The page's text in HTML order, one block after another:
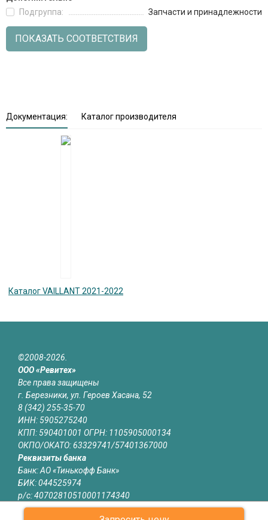
Подгруппа:
Запчасти и принадлежности
ПОКАЗАТЬ СООТВЕТСТВИЯ
Документация: Каталог производителя
Каталог VAILLANT 2021-2022
©2008-2026.
ООО «Ревитех»
Все права защищены
г. Березники, ул. Героев Хасана, 52
8 (342) 255-35-70
ИНН: 5905275240
КПП: 590401001 ОГРН: 1105905000134
ОКПО/ОКАТО: 63329741/57401367000
Реквизиты банка
Банк: АО «Тинькофф Банк»
БИК: 044525974
р/с: 40702810510001174340
к/с: 30101810145250000974